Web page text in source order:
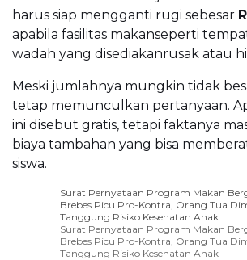
harus siap mengganti rugi sebesar
apabila fasilitas makanseperti
wadah yang disediakanrusak atau
Meski jumlahnya mungkin tidak
tetap memunculkan pertanyaan.
ini disebut gratis, tetapi faktanya
biaya tambahan yang bisa
siswa.
Surat Pernyataan Program Makan
Brebes Picu Pro-Kontra, Orang Tua
Tanggung Risiko Kesehatan Anak
Surat Pernyataan Program Makan
Brebes Picu Pro-Kontra, Orang Tua
Tanggung Risiko Kesehatan Anak